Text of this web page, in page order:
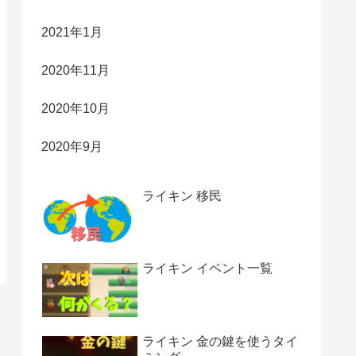
2021年1月
2020年11月
2020年10月
2020年9月
ライキン 移民
ライキン イベント一覧
ライキン 金の鍵を使うタイ